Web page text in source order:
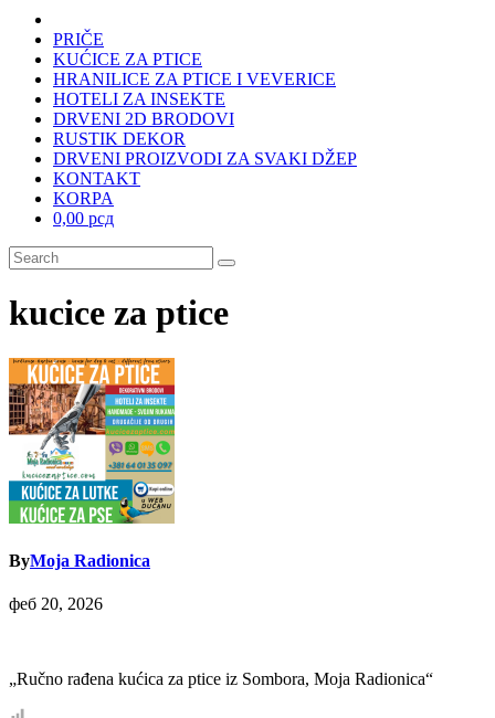
PRIČE
KUĆICE ZA PTICE
HRANILICE ZA PTICE I VEVERICE
HOTELI ZA INSEKTE
DRVENI 2D BRODOVI
RUSTIK DEKOR
DRVENI PROIZVODI ZA SVAKI DŽEP
KONTAKT
KORPA
0,00 рсд
kucice za ptice
ByMoja Radionica
феб 20, 2026
„Ručno rađena kućica za ptice iz Sombora, Moja Radionica“